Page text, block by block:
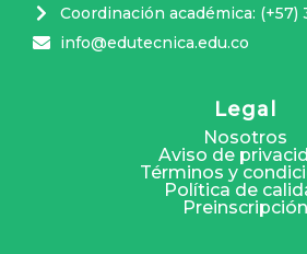
Coordinación académica: (+57)
info@edutecnica.edu.co
Legal
Nosotros
Aviso de
Términos y
Política de
Preinscripción